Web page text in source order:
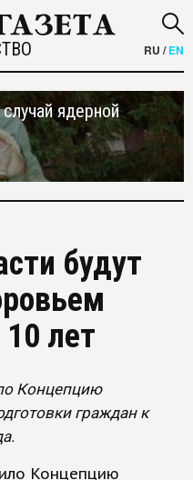
RU /EN
ядерной
будут
лет
Концепцию
граждан к
Концепцию